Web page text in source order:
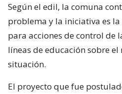
Según el edil, la comuna
problema y la iniciativa es
para acciones de control de
líneas de educación sobre el
situación.
El proyecto que fue